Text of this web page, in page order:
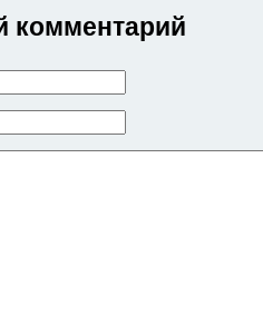
комментарий